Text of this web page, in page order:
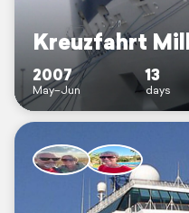
Kreuzfahrt
2007
May–Jun
13
days